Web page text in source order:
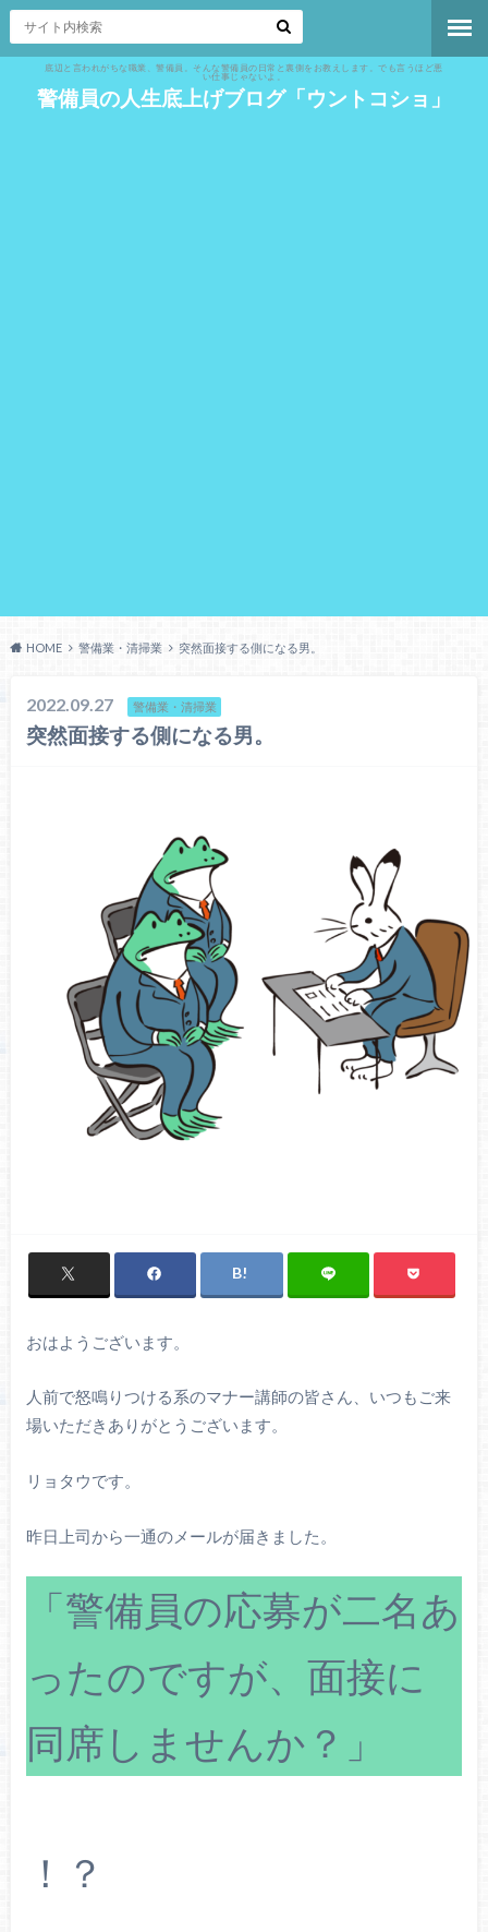
底辺と言われがちな職業、警備員。そんな警備員の日常と裏側をお教えします。でも言うほど悪
い仕事じゃないよ。
警備員の人生底上げブログ「ウントコショ」
HOME 警備業・清掃業 突然面接する側になる男。
2022.09.27 警備業・清掃業
突然面接する側になる男。
おはようございます。
人前で怒鳴りつける系のマナー講師の皆さん、いつもご来
場いただきありがとうございます。
リョタウです。
昨日上司から一通のメールが届きました。
「警備員の応募が二名あ
ったのですが、面接に
同席しませんか？」
！？